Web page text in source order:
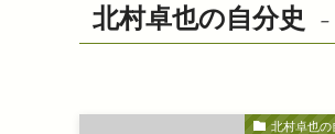
北村卓也の自分史 –
北村卓也の